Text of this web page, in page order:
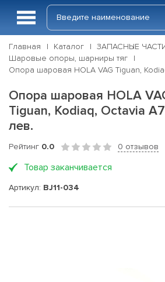
Главная Каталог ЗАПАСНЫЕ
Шаровые опоры, шарниры тяг
Опора шаровая HOLA VAG Tiguan,
Опора шаровая HOLA
Tiguan, Kodiaq, Octavia
лев.
Рейтинг 0.0 0 отзывов
Товар заканчивается
Артикул: BJ11-034